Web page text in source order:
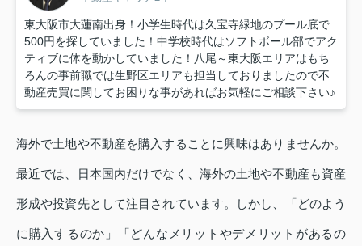
東大阪市大蓮南出身！小学生時代は久宝寺緑地のプール底で
500円を探していました！中学校時代はソフトボール部でアク
ティブに体を動かしていました！八尾～東大阪エリアはもち
ろんの事前職では生野区エリアも担当しておりましたので不
動産売買に関してお困りな事があればお気軽にご相談下さい♪
海外で土地や不動産を購入することに興味はありませんか。
最近では、日本国内だけでなく、海外の土地や不動産も資産
形成や投資先として注目されています。しかし、「どのよう
に購入するのか」「どんなメリットやデメリットがあるの